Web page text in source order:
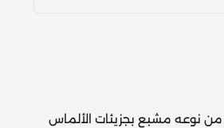
من نوعه مشبع بجزيئات الألماس